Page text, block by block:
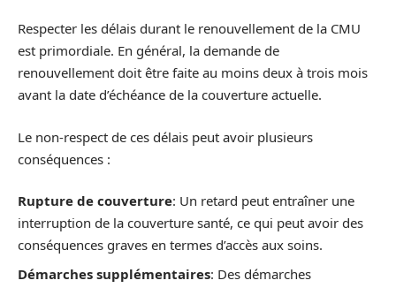
Respecter les délais durant le renouvellement de la CMU
est primordiale. En général, la demande de
renouvellement doit être faite au moins deux à trois mois
avant la date d’échéance de la couverture actuelle.
Le non-respect de ces délais peut avoir plusieurs
conséquences :
Rupture de couverture: Un retard peut entraîner une
interruption de la couverture santé, ce qui peut avoir des
conséquences graves en termes d’accès aux soins.
Démarches supplémentaires: Des démarches